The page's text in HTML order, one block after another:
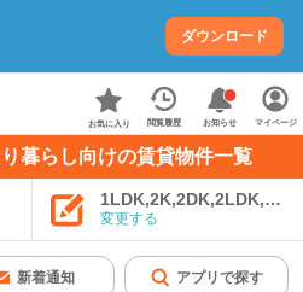
ダウンロード
お気に入り 閲覧履歴 お知らせ マイページ
暮らし向けの賃貸物件一覧
変更する
新着通知 アプリで探す